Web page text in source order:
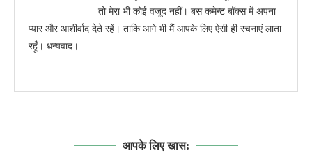
तो मेरा भी कोई वजूद नहीं। बस कमेन्ट बॉक्स में अपना
प्यार और आशीर्वाद देते रहें। ताकि आगे भी मैं आपके लिए ऐसी ही रचनाएं लाता
रहूँ। धन्यवाद।
आपके लिए खास: